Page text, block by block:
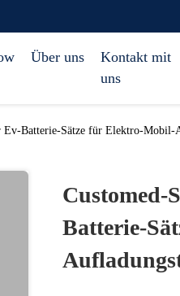
Über uns
Kontakt mit
uns
Batterie-Sätze für Elektro-Mobil-
Customed-
Batterie-